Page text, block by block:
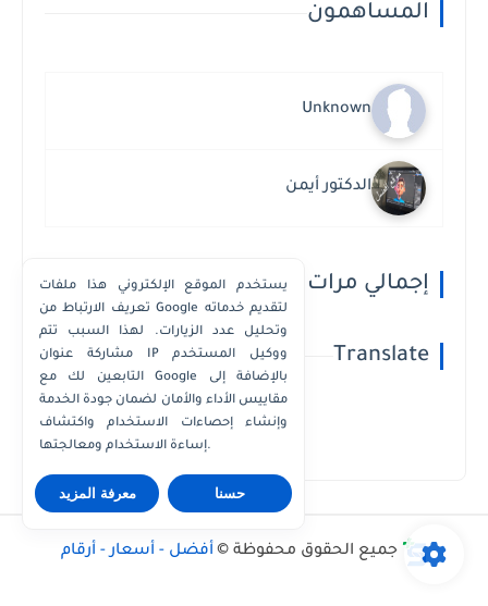
المساهمون
Unknown
الدكتور أيمن
إجمالي مرات مشاهدة الصفحة
Translate
Powered by Translate
جميع الحقوق محفوظة © أفضل - أسعار - أرقام
يستخدم الموقع الإلكتروني هذا ملفات
تعريف الارتباط من Google لتقديم خدماته
وتحليل عدد الزيارات. لهذا السبب تتم
مشاركة عنوان IP ووكيل المستخدم
التابعين لك مع Google بالإضافة إلى
مقاييس الأداء والأمان لضمان جودة الخدمة
وإنشاء إحصاءات الاستخدام واكتشاف
إساءة الاستخدام ومعالجتها.
معرفة المزيد حسنا